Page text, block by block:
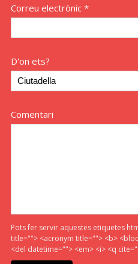
Correu electrònic *
D'on ets?
Comentari
Pots fer servir aquestes etiquetes
title=""> <acronym title=""> <b>
<del datetime=""> <em> <i> <q